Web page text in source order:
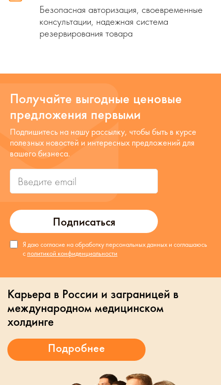
Безопасная авторизация, своевременные
консультации, надежная система
резервирования товара
Получайте выгодные ценовые
предложения первыми
Подписаться
Подпишитесь на нашу рассылку, чтобы быть в курсе
полезных новостей и интересных предложений для
вашего бизнеса.
Я даю согласие на обработку персональных данных и соглашаюсь
с политикой конфиденциальности
Карьера в России и заграницей в
международном медицинском
холдинге